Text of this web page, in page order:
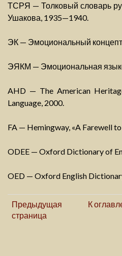
ТСРЯ — Толковый словарь
Ушакова, 1935—1940.
ЭК — Эмоциональный
ЭЯКМ — Эмоциональная
AHD — The American
Language, 2000.
FA — Hemingway, «A Farewell
ODEE — Oxford Dictionary of
OED — Oxford English
Предыдущая
страница
К